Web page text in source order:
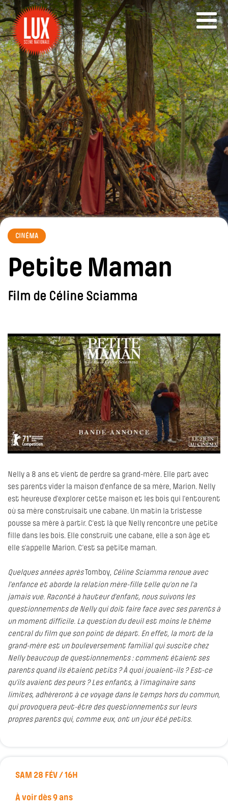
CINÉMA
Petite Maman
Film de Céline Sciamma
Nelly a 8 ans et vient de perdre sa grand-mère. Elle part avec
ses parents vider la maison d’enfance de sa mère, Marion. Nelly
est heureuse d’explorer cette maison et les bois qui l’entourent
où sa mère construisait une cabane. Un matin la tristesse
pousse sa mère à partir. C’est là que Nelly rencontre une petite
fille dans les bois. Elle construit une cabane, elle a son âge et
elle s’appelle Marion. C’est sa petite maman.
Quelques années après Tomboy, Céline Sciamma renoue avec
l’enfance et aborde la relation mère-fille telle qu’on ne l’a
jamais vue. Raconté à hauteur d’enfant, nous suivons les
questionnements de Nelly qui doit faire face avec ses parents à
un moment difficile. La question du deuil est moins le thème
central du film que son point de départ. En effet, la mort de la
grand-mère est un bouleversement familial qui suscite chez
Nelly beaucoup de questionnements : comment étaient ses
parents quand ils étaient petits ? À quoi jouaient-ils ? Est-ce
qu’ils avaient des peurs ? Les enfants, à l’imaginaire sans
limites, adhèreront à ce voyage dans le temps hors du commun,
qui provoquera peut-être des questionnements sur leurs
propres parents qui, comme eux, ont un jour été petits.
SAM 28 FÉV / 16H
À voir dès 9 ans